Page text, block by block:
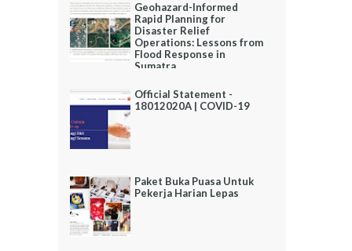
Geohazard-Informed
Rapid Planning for
Disaster Relief
Operations: Lessons from
Flood Response in
Sumatra
Official Statement -
18012020A | COVID-19
Paket Buka Puasa Untuk
Pekerja Harian Lepas